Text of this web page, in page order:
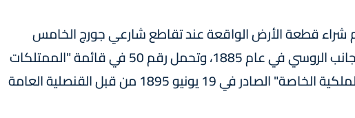
شراء قطعة الأرض الواقعة عند تقاطع شارعي جورج الخامس
ومعالوت في القدس الغربية من قبل الجانب الروسي في عام 1885، وتحمل رقم 50 في قائمة "الممتلكات
الروسية في فلسطين وسوريا باستثناء الملكية الخاصة" الصادر في 19 يونيو 1895 من قبل القنصلية العامة